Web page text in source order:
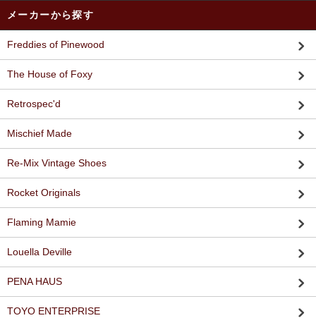
メーカーから探す
Freddies of Pinewood
The House of Foxy
Retrospec'd
Mischief Made
Re-Mix Vintage Shoes
Rocket Originals
Flaming Mamie
Louella Deville
PENA HAUS
TOYO ENTERPRISE